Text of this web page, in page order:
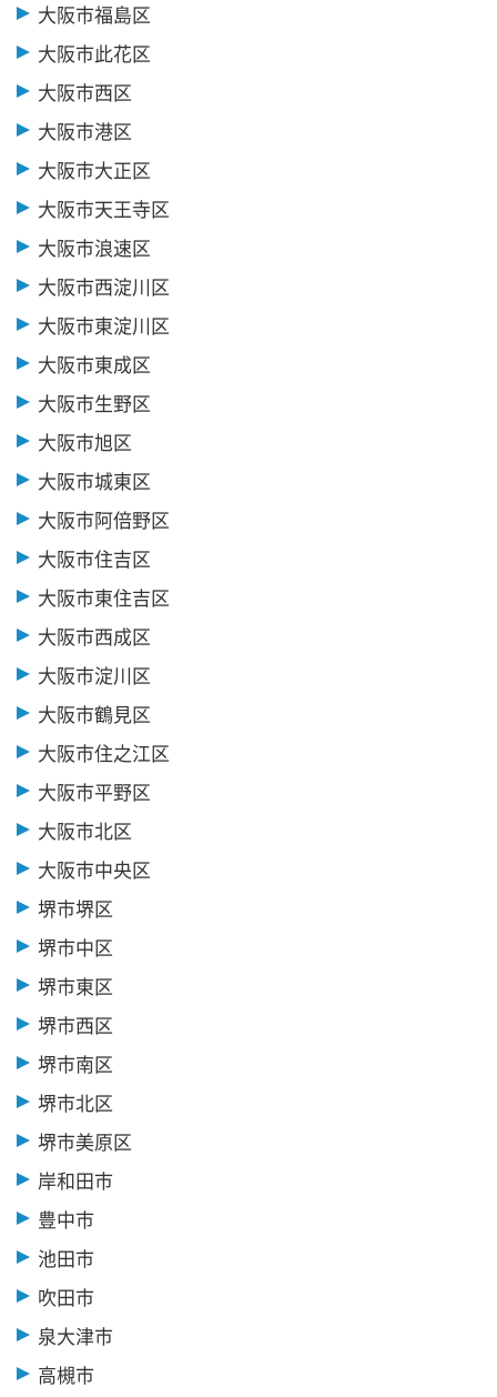
大阪市福島区
大阪市此花区
大阪市西区
大阪市港区
大阪市大正区
大阪市天王寺区
大阪市浪速区
大阪市西淀川区
大阪市東淀川区
大阪市東成区
大阪市生野区
大阪市旭区
大阪市城東区
大阪市阿倍野区
大阪市住吉区
大阪市東住吉区
大阪市西成区
大阪市淀川区
大阪市鶴見区
大阪市住之江区
大阪市平野区
大阪市北区
大阪市中央区
堺市堺区
堺市中区
堺市東区
堺市西区
堺市南区
堺市北区
堺市美原区
岸和田市
豊中市
池田市
吹田市
泉大津市
高槻市